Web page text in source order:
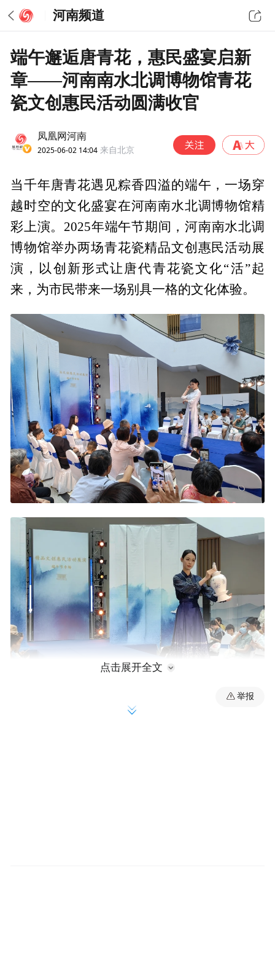
河南频道
端午邂逅唐青花，惠民盛宴启新
章——河南南水北调博物馆青花
瓷文创惠民活动圆满收官
凤凰网河南
2025-06-02 14:04 来自北京
当千年唐青花遇见粽香四溢的端午，一场穿
越时空的文化盛宴在河南南水北调博物馆精
彩上演。2025年端午节期间，河南南水北调
博物馆举办两场青花瓷精品文创惠民活动展
演，以创新形式让唐代青花瓷文化“活”起
来，为市民带来一场别具一格的文化体验。
点击展开全文
举报